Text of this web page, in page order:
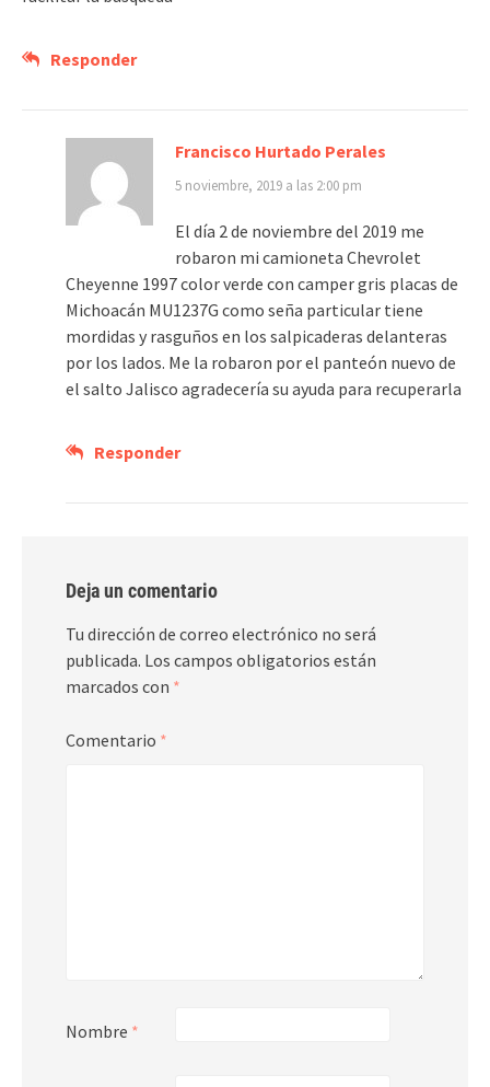
Responder
Francisco Hurtado Perales
5 noviembre, 2019 a las 2:00 pm
El día 2 de noviembre del 2019 me
robaron mi camioneta Chevrolet
Cheyenne 1997 color verde con camper gris placas de
Michoacán MU1237G como seña particular tiene
mordidas y rasguños en los salpicaderas delanteras
por los lados. Me la robaron por el panteón nuevo de
el salto Jalisco agradecería su ayuda para recuperarla
Responder
Deja un comentario
Tu dirección de correo electrónico no será
publicada. Los campos obligatorios están
marcados con *
Comentario *
Nombre *